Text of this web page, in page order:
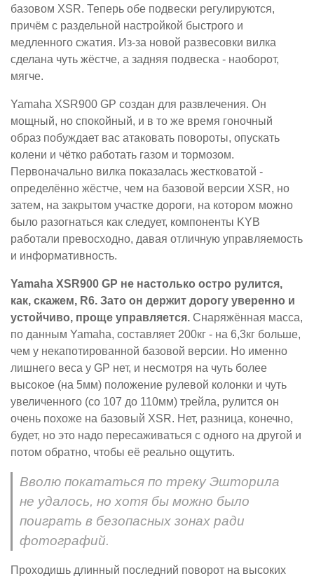
базовом XSR. Теперь обе подвески регулируются,
причём с раздельной настройкой быстрого и
медленного сжатия. Из-за новой развесовки вилка
сделана чуть жёстче, а задняя подвеска - наоборот,
мягче.
Yamaha XSR900 GP создан для развлечения. Он
мощный, но спокойный, и в то же время гоночный
образ побуждает вас атаковать повороты, опускать
колени и чётко работать газом и тормозом.
Первоначально вилка показалась жестковатой -
определённо жёстче, чем на базовой версии XSR, но
затем, на закрытом участке дороги, на котором можно
было разогнаться как следует, компоненты KYB
работали превосходно, давая отличную управляемость
и информативность.
Yamaha XSR900 GP не настолько остро рулится,
как, скажем, R6. Зато он держит дорогу уверенно и
устойчиво, проще управляется. Снаряжённая масса,
по данным Yamaha, составляет 200кг - на 6,3кг больше,
чем у некапотированной базовой версии. Но именно
лишнего веса у GP нет, и несмотря на чуть более
высокое (на 5мм) положение рулевой колонки и чуть
увеличенного (со 107 до 110мм) трейла, рулится он
очень похоже на базовый XSR. Нет, разница, конечно,
будет, но это надо пересаживаться с одного на другой и
потом обратно, чтобы её реально ощутить.
Вволю покататься по треку Эшторила
не удалось, но хотя бы можно было
поиграть в безопасных зонах ради
фотографий.
Проходишь длинный последний поворот на высоких